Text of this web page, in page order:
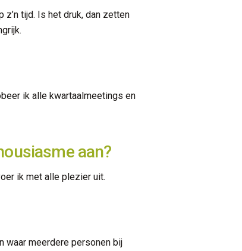
tijd. Is het druk, dan zetten
ik alle kwartaalmeetings en
aan?
ik met alle plezier uit.
waar meerdere personen bij